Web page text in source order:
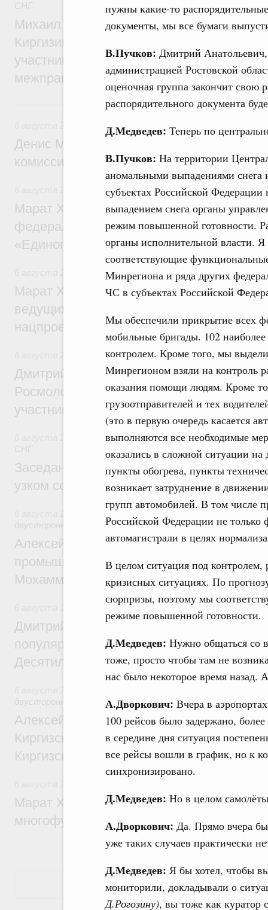
нужны какие-то
документы, мы все бумаги
В.Пучков: Дмитрий
администрацией Ростовской
оценочная группа закончит свою
распорядительного документа
Д.Медведев: Теперь по
В.Пучков: На территории
аномальными выпадениями снега
субъектах Российской
выпадением снега органы
режим повышенной готовности.
органы исполнительной власти.
соответствующие
Минрегиона и ряда других
ЧС в субъектах Российской
Мы обеспечили прикрытие всех
мобильные бригады. 102
контролем. Кроме того, мы
Минрегионом взяли на контроль
оказания помощи людям. Кроме
грузоотправителей и тех
(это в первую очередь касается
выполняются все необходимые
оказались в сложной ситуации на
пункты обогрева, пункты
возникает затруднение в
групп автомобилей. В том числе
Российской Федерации не
автомагистрали в целях
В целом ситуация под
кризисных ситуациях. По
сюрпризы, поэтому мы
режиме повышенной готовности.
Д.Медведев: Нужно общаться со
тоже, просто чтобы там не
нас было некоторое время назад.
А.Дворкович: Вчера в
100 рейсов было задержано,
в середине дня ситуация
все рейсы вошли в график, но к
синхронизировано.
Д.Медведев: Но в целом
А.Дворкович: Да. Прямо вчера
уже таких случаев практически
Д.Медведев: Я бы хотел, чтобы
мониторили, докладывали о
Д.Рогозину), вы тоже как куратор
СНГ
Михаил Мишустин принял участие во
Киргизии Садыра Жапарова с главами
участников заседания Евразийского
межправительственного совета
6 августа, четверг
Общие вопросы промышленной политики
Денис Мантуров провёл заседание
комиссии по промышленности
Регулирование в сфере строительства
Марат Хуснуллин: Более 130
федерального значения построено под
«Единого заказчика»
Национальный проект «Инфраструктура
Марат Хуснуллин: Порядка 200
ведущих к спортивным объектам,
нацпроекту «Инфраструктура для
Молодёжная политика
Дмитрий Чернышенко, Сергей Кравцов и
Росмолодёжи Григорий Гуров
участников проекта «Кольцо открытий»
Евразийский экономический союз.
СНГ
Заседание Евразийского
узком составе
Экономические отношения с
двусторонней основе
Алексей Оверчук провёл рабочую
промышленности, недропользования и
Мохаммадом Атабаком
Внутренний и въездной туризм
Дмитрий Чернышенко: Порядка 110
популярного туризма в 35 регионах
Десятилетия науки и технологий
двусторонней основе
Алексей Оверчук принял участие в
Киргизского экономического форума и
Киргизской межрегиональной
Марат Хуснуллин: На двух скоростных
многофункциональные зоны дорожного
Показать еще